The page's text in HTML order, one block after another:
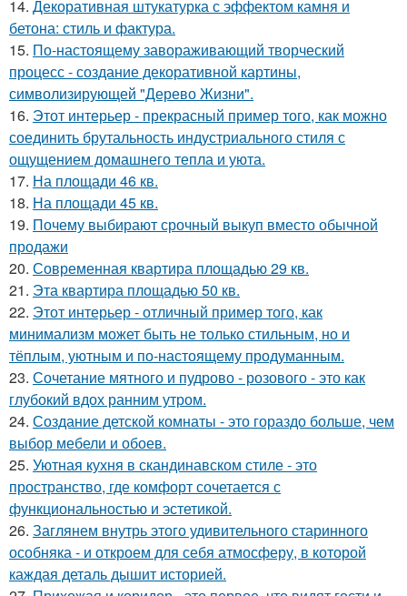
14. Декоративная штукатурка с эффектом камня и
бетона: стиль и фактура.
15. По-настоящему завораживающий творческий
процесс - создание декоративной картины,
символизирующей "Дерево Жизни".
16. Этот интерьер - прекрасный пример того, как можно
соединить брутальность индустриального стиля с
ощущением домашнего тепла и уюта.
17. На площади 46 кв.
18. На площади 45 кв.
19. Почему выбирают срочный выкуп вместо обычной
продажи
20. Современная квартира площадью 29 кв.
21. Эта квартира площадью 50 кв.
22. Этот интерьер - отличный пример того, как
минимализм может быть не только стильным, но и
тёплым, уютным и по-настоящему продуманным.
23. Сочетание мятного и пудрово - розового - это как
глубокий вдох ранним утром.
24. Создание детской комнаты - это гораздо больше, чем
выбор мебели и обоев.
25. Уютная кухня в скандинавском стиле - это
пространство, где комфорт сочетается с
функциональностью и эстетикой.
26. Заглянем внутрь этого удивительного старинного
особняка - и откроем для себя атмосферу, в которой
каждая деталь дышит историей.